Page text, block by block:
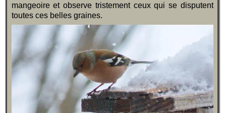
mangeoire et observe tristement ceux qui se disputent
toutes ces belles graines.